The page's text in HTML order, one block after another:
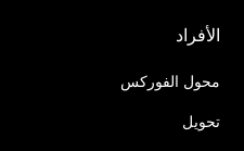
الأفراد
محول الفوركس
تحويل